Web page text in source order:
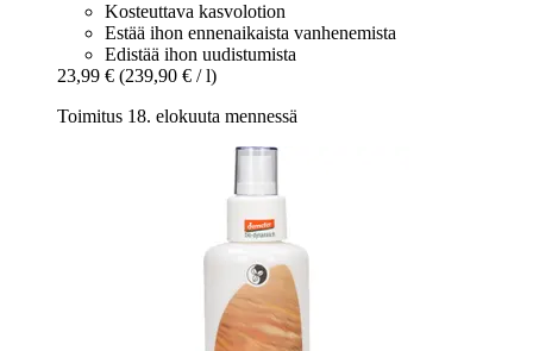
Kosteuttava kasvolotion
Estää ihon ennenaikaista vanhenemista
Edistää ihon uudistumista
23,99 € (239,90 € / l)
Toimitus 18. elokuuta mennessä